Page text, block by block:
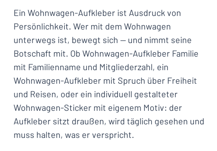
Ein Wohnwagen-Aufkleber ist Ausdruck von
Persönlichkeit. Wer mit dem Wohnwagen
unterwegs ist, bewegt sich — und nimmt seine
Botschaft mit. Ob Wohnwagen-Aufkleber Familie
mit Familienname und Mitgliederzahl, ein
Wohnwagen-Aufkleber mit Spruch über Freiheit
und Reisen, oder ein individuell gestalteter
Wohnwagen-Sticker mit eigenem Motiv: der
Aufkleber sitzt draußen, wird täglich gesehen und
muss halten, was er verspricht.